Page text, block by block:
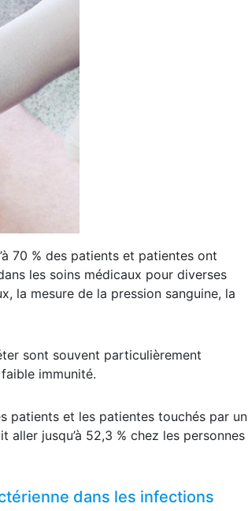
70 % des patients et patientes ont
les soins médicaux pour diverses
la mesure de la pression sanguine, la
sont souvent particulièrement
immunité.
patients et les patientes touchés par un
jusqu’à 52,3 % chez les personnes
dans les infections